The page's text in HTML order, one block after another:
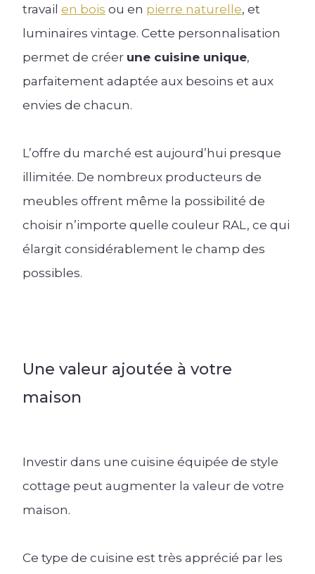
travail en bois ou en pierre naturelle, et
luminaires vintage. Cette personnalisation
permet de créer une cuisine unique,
parfaitement adaptée aux besoins et aux
envies de chacun.
L’offre du marché est aujourd’hui presque
illimitée. De nombreux producteurs de
meubles offrent même la possibilité de
choisir n’importe quelle couleur RAL, ce qui
élargit considérablement le champ des
possibles.
Une valeur ajoutée à votre
maison
Investir dans une cuisine équipée de style
cottage peut augmenter la valeur de votre
maison.
Ce type de cuisine est très apprécié par les